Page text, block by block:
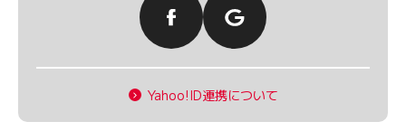
Yahoo!ID連携について